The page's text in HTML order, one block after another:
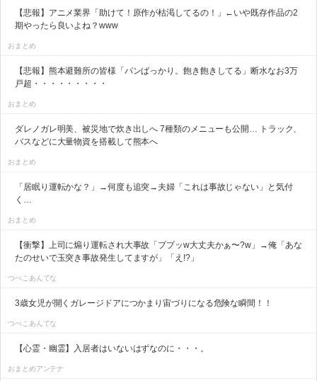
【悲報】アニメ業界「助けて！原作が枯渇してるの！」←いや既存作品の2
期やったら良いよね？www
おまとめ
【悲報】熊本避難所の皆様「パンばっかり。飽き飽きしてる」断水なお3万
戸超・・・・・・・・・
おまとめ
ダレノガレ明美、被災地で炊き出しへ 7種類のメニューも公開… トラック、
バスなどに大量物資を搭載して熊本へ
おまとめ
「居眠り運転かな？」→何度も追突→夫婦「これは事故じゃない」と気付
く…
おまとめ
【衝撃】上司に煽り運転され大事故「ププッw大丈夫かぁ〜?w」→俺「あな
たのせいで玉突き事故発生してますが」「え!?」
つべこあんてな
3歳女児が開くガレージドアにつかまり宙づりになる危険な瞬間！！
つべこあんてな
【心霊・幽霊】入居者はいないはずなのに・・・。
おまとめアンテナ